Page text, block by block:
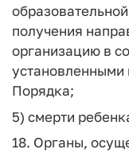
получения
организацию в
установленными
Порядка;
5) смерти
18. Органы,